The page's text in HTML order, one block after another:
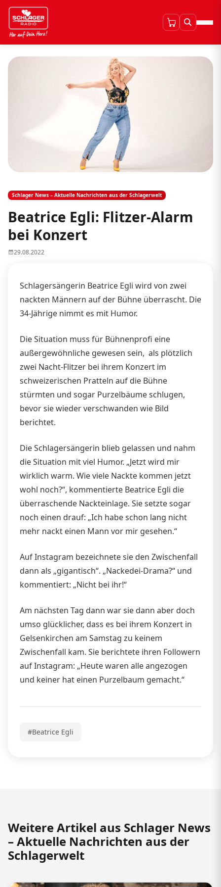
Schlager News – Aktuelle Nachrichten aus der Schlagerwelt
Beatrice Egli: Flitzer-Alarm
bei Konzert
29.08.2022
Schlagersängerin Beatrice Egli wird von zwei
nackten Männern auf der Bühne überrascht. Die
34-Jährige nimmt es mit Humor.
Die Situation muss für Bühnenprofi eine
außergewöhnliche gewesen sein, als plötzlich
zwei Nacht-Flitzer bei ihrem Konzert im
schweizerischen Pratteln auf die Bühne
stürmten und sogar Purzelbäume schlugen,
bevor sie wieder verschwanden wie Bild
berichtet.
Die Schlagersängerin blieb gelassen und nahm
die Situation mit viel Humor. „Jetzt wird mir
wirklich warm. Wie viele Nackte kommen jetzt
wohl noch?“, kommentierte Beatrice Egli die
überraschende Nackteinlage. Sie setzte sogar
noch einen drauf: „Ich habe schon lang nicht
mehr nackt einen Mann vor mir gesehen.“
Auf Instagram bezeichnete sie den Zwischenfall
dann als „gigantisch“. „Nackedei-Drama?“ und
kommentiert: „Nicht bei ihr!“
Am nächsten Tag dann war sie dann aber doch
umso glücklicher, dass es bei ihrem Konzert in
Gelsenkirchen am Samstag zu keinem
Zwischenfall kam. Sie berichtete ihren Followern
auf Instagram: „Heute waren alle angezogen
und keiner hat einen Purzelbaum gemacht.“
#Beatrice Egli
Weitere Artikel aus Schlager News
– Aktuelle Nachrichten aus der
Schlagerwelt